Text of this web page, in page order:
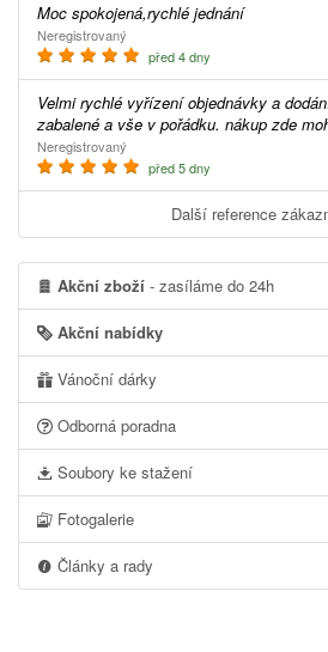
Moc spokojená,rychlé jednání
Neregistrovaný
před 4 dny
Velmi rychlé vyřízení objednávky a dodání zboží. pečlivě
zabalené a vše v pořádku. nákup zde
Neregistrovaný
před 5 dny
Další reference
Akční zboží - zasíláme do 24h
Akční nabídky
Vánoční dárky
Odborná poradna
Soubory ke stažení
Fotogalerie
Články a rady